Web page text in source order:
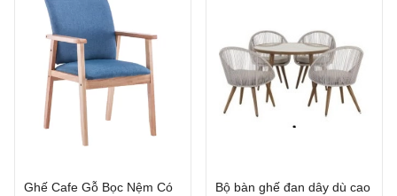
Ghế Cafe Gỗ Bọc Nệm Có
Bộ bàn ghế đan dây dù cao